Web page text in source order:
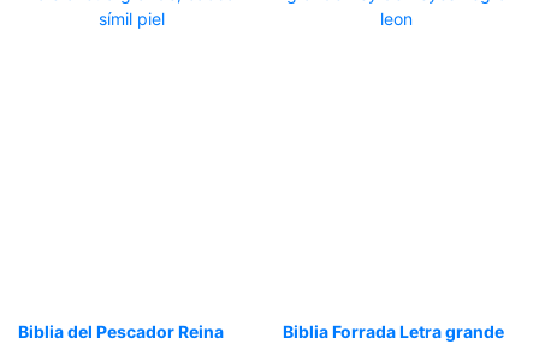
Biblia del Pescador Reina
Biblia Forrada Letra grande